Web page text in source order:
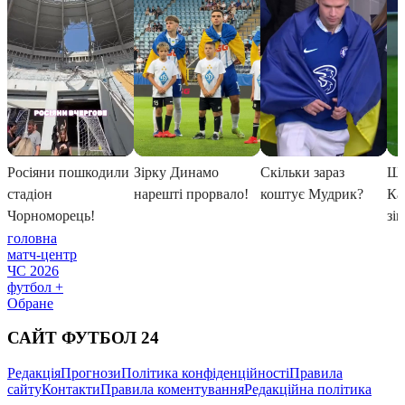
головна
матч-центр
ЧС 2026
футбол +
Обране
САЙТ ФУТБОЛ 24
РедакціяПрогнозиПолітика конфіденційностіПравила
сайтуКонтактиПравила коментуванняРедакційна політика